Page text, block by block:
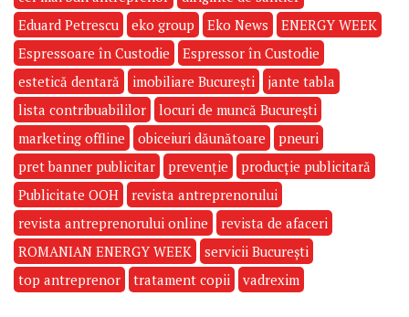
Eduard Petrescu
eko group Eko News
ENERGY WEEK
Espressoare în Custodie
Espressor în Custodie
estetică dentară
imobiliare București
jante tabla
lista contribuabililor
locuri de muncă București
marketing offline
obiceiuri dăunătoare
pneuri
pret banner publicitar
prevenție
producție publicitară
Publicitate OOH
revista antreprenorului
revista antreprenorului online
revista de afaceri
ROMANIAN ENERGY WEEK
servicii București
top antreprenor
tratament copii vadrexim